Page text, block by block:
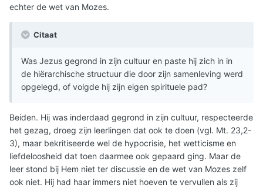
echter de wet van Mozes.
Citaat
Was Jezus gegrond in zijn cultuur en paste hij zich in in
de hiërarchische structuur die door zijn samenleving werd
opgelegd, of volgde hij zijn eigen spirituele pad?
Beiden. Hij was inderdaad gegrond in zijn cultuur, respecteerde
het gezag, droeg zijn leerlingen dat ook te doen (vgl. Mt. 23,2-
3), maar bekritiseerde wel de hypocrisie, het wetticisme en
liefdeloosheid dat toen daarmee ook gepaard ging. Maar de
leer stond bij Hem niet ter discussie en de wet van Mozes zelf
ook niet. Hij had haar immers niet hoeven te vervullen als zij